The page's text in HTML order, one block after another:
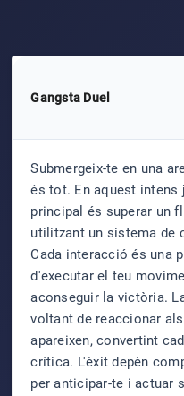
Gangsta Duel
Submergeix-te en una
és tot. En aquest
principal és superar un
utilitzant un sistema de
Cada interacció és una
d'executar el teu
aconseguir la victòria.
voltant de reaccionar
apareixen, convertint
crítica. L'èxit depèn
per anticipar-te i actuar